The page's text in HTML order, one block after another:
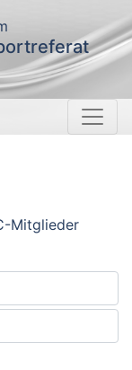
Mitglieder